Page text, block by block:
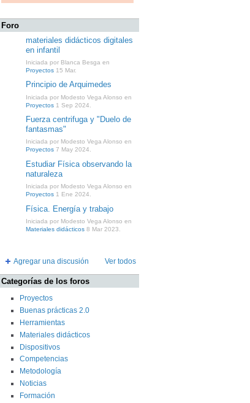
Foro
materiales didácticos digitales
en infantil
Iniciada por Blanca Besga en
Proyectos 15 Mar.
Principio de Arquimedes
Iniciada por Modesto Vega Alonso en
Proyectos 1 Sep 2024.
Fuerza centrifuga y "Duelo de
fantasmas"
Iniciada por Modesto Vega Alonso en
Proyectos 7 May 2024.
Estudiar Física observando la
naturaleza
Iniciada por Modesto Vega Alonso en
Proyectos 1 Ene 2024.
Física. Energía y trabajo
Iniciada por Modesto Vega Alonso en
Materiales didácticos 8 Mar 2023.
Agregar una discusión Ver todos
Categorías de los foros
Proyectos
Buenas prácticas 2.0
Herramientas
Materiales didácticos
Dispositivos
Competencias
Metodología
Noticias
Formación